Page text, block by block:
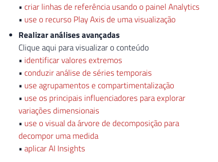
• criar linhas de referência usando o painel Analytics
• use o recurso Play Axis de uma visualização
Realizar análises avançadas
Clique aqui para visualizar o conteúdo
• identificar valores extremos
• conduzir análise de séries temporais
• use agrupamentos e compartimentalização
• use os principais influenciadores para explorar
variações dimensionais
• use o visual da árvore de decomposição para
decompor uma medida
•aplicar AI Insights